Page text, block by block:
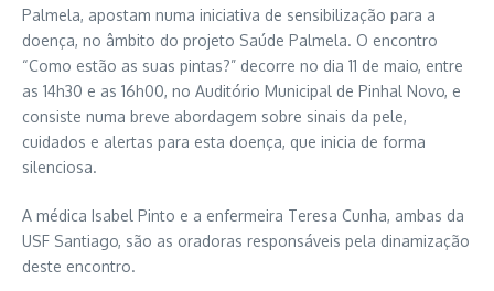
Palmela, apostam numa iniciativa de sensibilização para a
doença, no âmbito do projeto Saúde Palmela. O encontro
“Como estão as suas pintas?” decorre no dia 11 de maio, entre
as 14h30 e as 16h00, no Auditório Municipal de Pinhal Novo, e
consiste numa breve abordagem sobre sinais da pele,
cuidados e alertas para esta doença, que inicia de forma
silenciosa.
A médica Isabel Pinto e a enfermeira Teresa Cunha, ambas da
USF Santiago, são as oradoras responsáveis pela dinamização
deste encontro.